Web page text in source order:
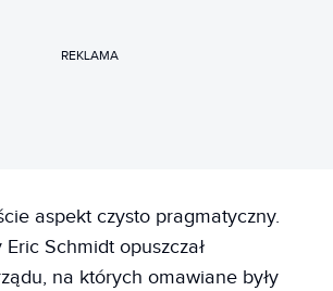
REKLAMA
aspekt czysto pragmatyczny.
Schmidt opuszczał
na których omawiane były